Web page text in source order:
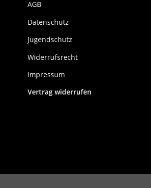
AGB
Datenschutz
Jugendschutz
Widerrufsrecht
Impressum
Vertrag widerrufen